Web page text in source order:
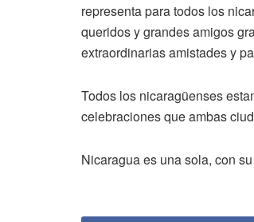
representa para todos los
queridos y grandes amigos
extraordinarias amistades y
Todos los nicaragüenses
celebraciones que ambas
Nicaragua es una sola, con